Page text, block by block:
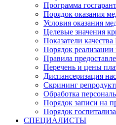
Программа
Порядок оказания
Условия оказания
Целевые значения
Показатели
Порядок
Правила
Перечень и цены
Диспансеризация
Скрининг
Обработка
Порядок записи на
Порядок
СПЕЦИАЛИСТЫ